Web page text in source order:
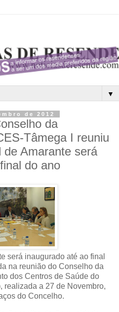
▼
de 2012
da
Tâmega I reuniu
Amarante será
do ano
será inaugurado até ao final
na reunião do Conselho da
dos Centros de Saúde do
realizada a 27 de Novembro,
do Concelho.